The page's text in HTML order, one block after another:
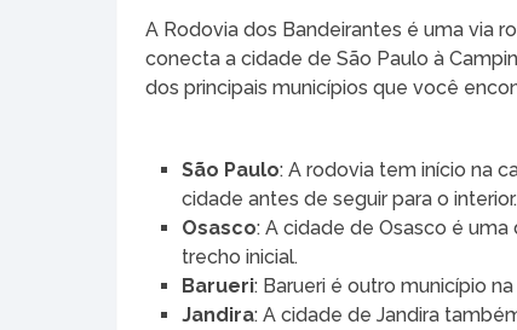
A Rodovia dos Bandeirantes é uma via
conecta a cidade de São Paulo à
dos principais municípios que você
São Paulo: A rodovia tem início na
cidade antes de seguir para o interior.
Osasco: A cidade de Osasco é
trecho inicial.
Barueri: Barueri é outro município
Jandira: A cidade de Jandira